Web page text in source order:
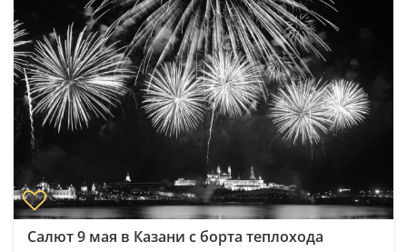
Салют 9 мая в Казани с борта теплохода